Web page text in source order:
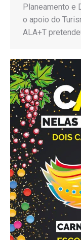
Planeamento e
o apoio do
ALA+T